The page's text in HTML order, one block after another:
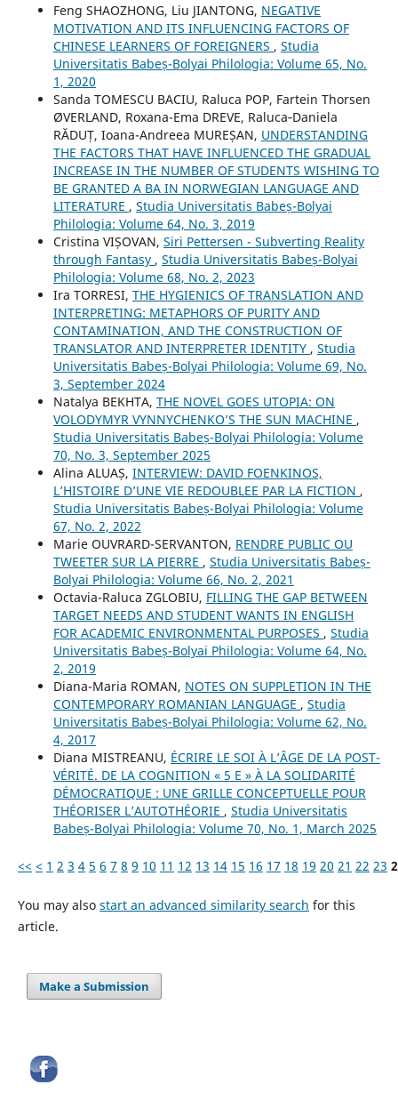
Feng SHAOZHONG, Liu JIANTONG, NEGATIVE
MOTIVATION AND ITS INFLUENCING FACTORS OF
CHINESE LEARNERS OF FOREIGNERS , Studia
Universitatis Babeș-Bolyai Philologia: Volume 65, No.
1, 2020
Sanda TOMESCU BACIU, Raluca POP, Fartein Thorsen
ØVERLAND, Roxana-Ema DREVE, Raluca‐Daniela
RĂDUȚ, Ioana-Andreea MUREȘAN, UNDERSTANDING
THE FACTORS THAT HAVE INFLUENCED THE GRADUAL
INCREASE IN THE NUMBER OF STUDENTS WISHING TO
BE GRANTED A BA IN NORWEGIAN LANGUAGE AND
LITERATURE , Studia Universitatis Babeș-Bolyai
Philologia: Volume 64, No. 3, 2019
Cristina VIȘOVAN, Siri Pettersen - Subverting Reality
through Fantasy , Studia Universitatis Babeș-Bolyai
Philologia: Volume 68, No. 2, 2023
Ira TORRESI, THE HYGIENICS OF TRANSLATION AND
INTERPRETING: METAPHORS OF PURITY AND
CONTAMINATION, AND THE CONSTRUCTION OF
TRANSLATOR AND INTERPRETER IDENTITY , Studia
Universitatis Babeș-Bolyai Philologia: Volume 69, No.
3, September 2024
Natalya BEKHTA, THE NOVEL GOES UTOPIA: ON
VOLODYMYR VYNNYCHENKO’S THE SUN MACHINE ,
Studia Universitatis Babeș-Bolyai Philologia: Volume
70, No. 3, September 2025
Alina ALUAȘ, INTERVIEW: DAVID FOENKINOS,
L’HISTOIRE D’UNE VIE REDOUBLEE PAR LA FICTION ,
Studia Universitatis Babeș-Bolyai Philologia: Volume
67, No. 2, 2022
Marie OUVRARD-SERVANTON, RENDRE PUBLIC OU
TWEETER SUR LA PIERRE , Studia Universitatis Babeș-
Bolyai Philologia: Volume 66, No. 2, 2021
Octavia-Raluca ZGLOBIU, FILLING THE GAP BETWEEN
TARGET NEEDS AND STUDENT WANTS IN ENGLISH
FOR ACADEMIC ENVIRONMENTAL PURPOSES , Studia
Universitatis Babeș-Bolyai Philologia: Volume 64, No.
2, 2019
Diana-Maria ROMAN, NOTES ON SUPPLETION IN THE
CONTEMPORARY ROMANIAN LANGUAGE , Studia
Universitatis Babeș-Bolyai Philologia: Volume 62, No.
4, 2017
Diana MISTREANU, ÉCRIRE LE SOI À L’ÂGE DE LA POST-
VÉRITÉ. DE LA COGNITION « 5 E » À LA SOLIDARITÉ
DÉMOCRATIQUE : UNE GRILLE CONCEPTUELLE POUR
THÉORISER L’AUTOTHÉORIE , Studia Universitatis
Babeș-Bolyai Philologia: Volume 70, No. 1, March 2025
<< < 1 2 3 4 5 6 7 8 9 10 11 12 13 14 15 16 17 18 19 20 21 22 23
You may also start an advanced similarity search for this
article.
Make a Submission